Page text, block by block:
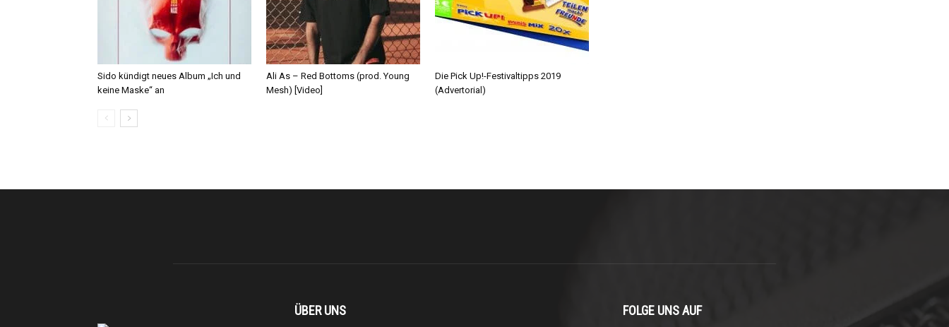
Sido kündigt neues Album „Ich und
keine Maske“ an
Ali As – Red Bottoms (prod. Young
Mesh) [Video]
Die Pick Up!-Festivaltipps 2019
(Advertorial)
ÜBER UNS FOLGE UNS AUF